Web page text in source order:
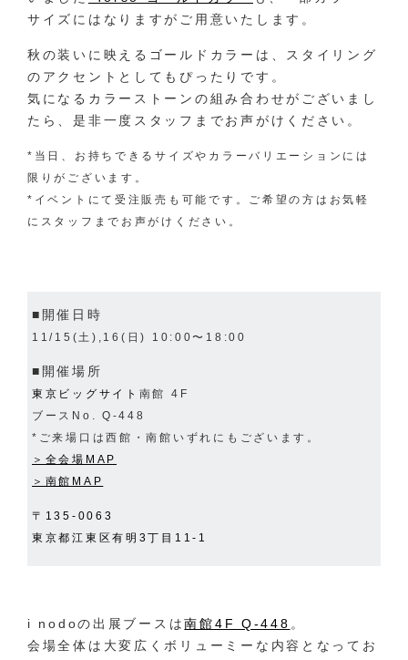
サイズにはなりますがご用意いたします。
秋の装いに映えるゴールドカラーは、
スタイリング
のアクセントとしてもぴったりです。
気になるカラーストーンの組み合わせがございまし
たら、是非一度スタッフまでお声がけください。
*当日、お持ちできるサイズやカラーバリエーションには
限りがございます。
*イベントにて受注販売も可能です。ご希望の方はお気軽
にスタッフまでお声がけください。
■開催日時
11/15(土),16(日) 10:00〜18:00
■開催場所
東京ビッグサイト 南館 4F
ブースNo. Q-448
*ご来場口は西館・南館いずれにもございます。
＞全会場MAP
＞南館MAP
〒135-0063
東京都江東区有明3丁目11-1
i nodoの出展ブースは南館4F Q-448 。
会場全体は大変広く ボリューミーな内容となってお